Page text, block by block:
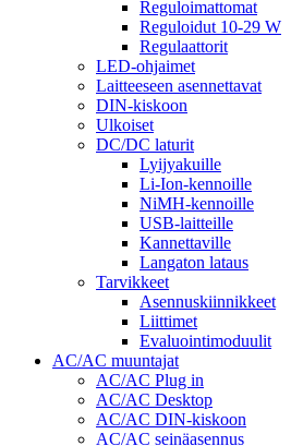
Reguloimattomat
Reguloidut 10-29 W
Regulaattorit
LED-ohjaimet
Laitteeseen asennettavat
DIN-kiskoon
Ulkoiset
DC/DC laturit
Lyijyakuille
Li-Ion-kennoille
NiMH-kennoille
USB-laitteille
Kannettaville
Langaton lataus
Tarvikkeet
Asennuskiinnikkeet
Liittimet
Evaluointimoduulit
AC/AC muuntajat
AC/AC Plug in
AC/AC Desktop
AC/AC DIN-kiskoon
AC/AC seinäasennus